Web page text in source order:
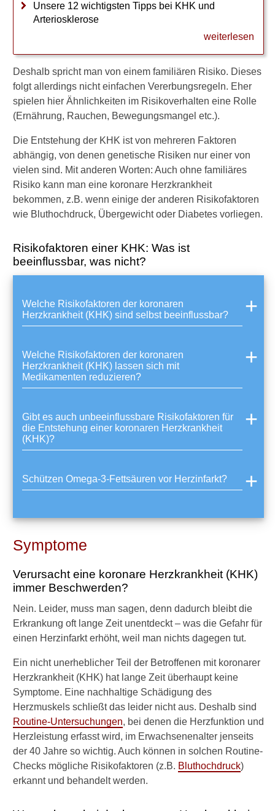
Unsere 12 wichtigsten Tipps bei KHK und
Arteriosklerose
weiterlesen
Deshalb spricht man von einem familiären Risiko. Dieses
folgt allerdings nicht einfachen Vererbungsregeln. Eher
spielen hier Ähnlichkeiten im Risikoverhalten eine Rolle
(Ernährung, Rauchen, Bewegungsmangel etc.).
Die Entstehung der KHK ist von mehreren Faktoren
abhängig, von denen genetische Risiken nur einer von
vielen sind. Mit anderen Worten: Auch ohne familiäres
Risiko kann man eine koronare Herzkrankheit
bekommen, z.B. wenn einige der anderen Risikofaktoren
wie Bluthochdruck, Übergewicht oder Diabetes vorliegen.
Risikofaktoren einer KHK: Was ist
beeinflussbar, was nicht?
Welche Risikofaktoren der koronaren
Herzkrankheit (KHK) sind selbst beeinflussbar?
Welche Risikofaktoren der koronaren
Herzkrankheit (KHK) lassen sich mit
Medikamenten reduzieren?
Gibt es auch unbeeinflussbare Risikofaktoren für
die Entstehung einer koronaren Herzkrankheit
(KHK)?
Schützen Omega-3-Fettsäuren vor Herzinfarkt?
Symptome
Verursacht eine koronare Herzkrankheit (KHK)
immer Beschwerden?
Nein. Leider, muss man sagen, denn dadurch bleibt die
Erkrankung oft lange Zeit unentdeckt – was die Gefahr für
einen Herzinfarkt erhöht, weil man nichts dagegen tut.
Ein nicht unerheblicher Teil der Betroffenen mit koronarer
Herzkrankheit (KHK) hat lange Zeit überhaupt keine
Symptome. Eine nachhaltige Schädigung des
Herzmuskels schließt das leider nicht aus. Deshalb sind
Routine-Untersuchungen, bei denen die Herzfunktion und
Herzleistung erfasst wird, im Erwachsenenalter jenseits
der 40 Jahre so wichtig. Auch können in solchen Routine-
Checks mögliche Risikofaktoren (z.B. Bluthochdruck)
erkannt und behandelt werden.
k
r
e
i
t
h
t
?
1
2
T
i
s
b
o
r
a
r
e
e
r
z
a
n
h
i
n
d
t
e
i
o
s
e
r
o
s
e